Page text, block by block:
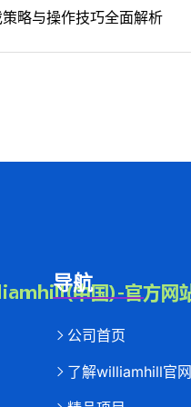
略与操作技巧全面解析
导航
公司首页
了解williamhill官网